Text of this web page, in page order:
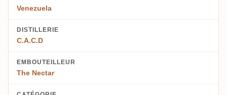
Venezuela
DISTILLERIE
C.A.C.D
EMBOUTEILLEUR
The Nectar